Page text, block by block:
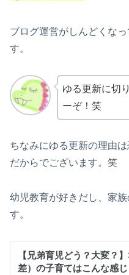
ブログ運営がしんどくな
す。
ゆる更新に切
ーぞ！笑
ちなみにゆる更新の理由
だからでございます。笑
幼児教育が好きだし、家
す。